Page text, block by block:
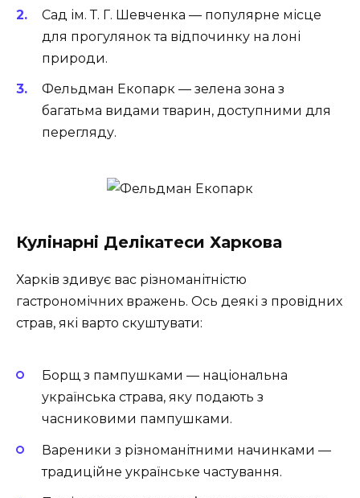
Сад ім. Т. Г. Шевченка — популярне місце
для прогулянок та відпочинку на лоні
природи.
Фельдман Екопарк — зелена зона з
багатьма видами тварин, доступними для
перегляду.
Кулінарні Делікатеси Харкова
Харків здивує вас різноманітністю
гастрономічних вражень. Ось деякі з провідних
страв, які варто скуштувати:
Борщ з пампушками — національна
українська страва, яку подають з
часниковими пампушками.
Вареники з різноманітними начинками —
традиційне українське частування.